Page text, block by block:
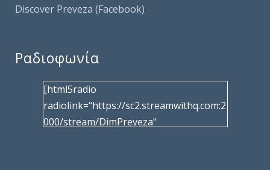
Discover Preveza (Facebook)
Ραδιοφωνία
[html5radio
radiolink="https://sc2.streamwithq.com:2
000/stream/DimPreveza"